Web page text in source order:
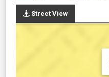
Street View